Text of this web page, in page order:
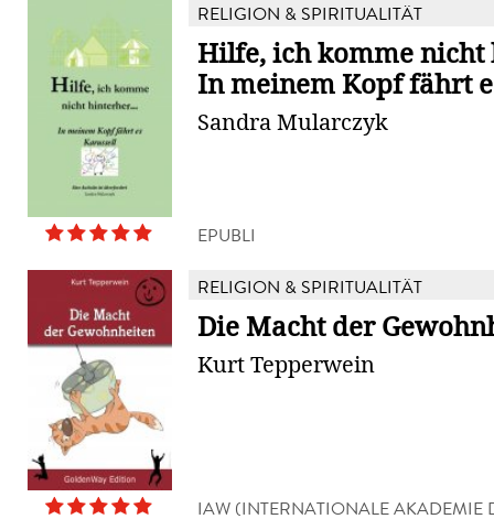
RELIGION & SPIRITUALITÄT
Hilfe, ich komme nicht
In meinem Kopf fährt
Sandra Mularczyk
EPUBLI
RELIGION & SPIRITUALITÄT
Die Macht der
Kurt Tepperwein
IAW (INTERNATIONALE AKADEMIE